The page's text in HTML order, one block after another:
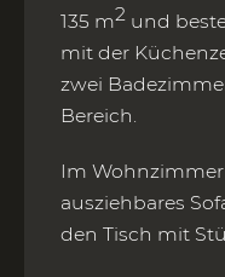
135 m2 und
mit der
zwei
Bereich.
Im
ausziehbares
den Tisch mit